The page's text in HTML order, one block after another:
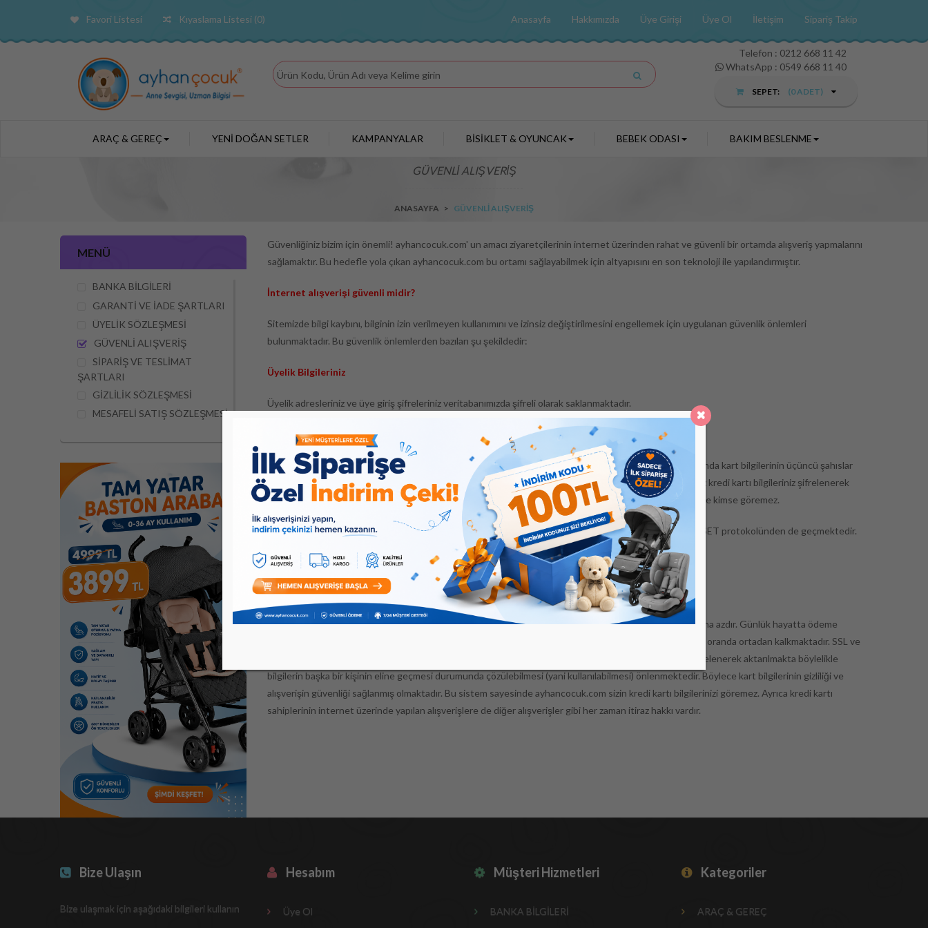
Favori Listesi Kıyaslama Listesi (0) Üye Girişi Üye Ol İletişim Sipariş Takip
Anasayfa Hakkımızda
Telefon : 0212 668 11 42
WhatsApp : 0549 668 11 40
SEPET: (0ADET)
ARAÇ & GEREÇ YENİ DOĞAN SETLER KAMPANYALAR BİSİKLET & OYUNCAK BEBEK ODASI BAKIM BESLENME
GÜVENLİ ALIŞVERİŞ
ANASAYFA > GÜVENLİ ALIŞVERİŞ
MENÜ
BANKA BİLGİLERİ
GARANTİ VE İADE ŞARTLARI
ÜYELİK SÖZLEŞMESİ
GÜVENLİ ALIŞVERİŞ
SİPARİŞ VE TESLİMAT
ŞARTLARI
GİZLİLİK SÖZLEŞMESİ
MESAFELİ SATIŞ SÖZLEŞMESİ
Güvenliğiniz bizim için önemli! ayhancocuk.com' un amacı ziyaretçilerinin internet üzerinden rahat ve güvenli bir ortamda alışveriş yapmalarını
sağlamaktır. Bu hedefle yola çıkan ayhancocuk.com bu ortamı sağlayabilmek için altyapısını en son teknoloji ile yapılandırmıştır.
İnternet alışverişi güvenli midir?
Sitemizde bilgi kaybını, bilginin izin verilmeyen kullanımını ve izinsiz değiştirilmesini engellemek için uygulanan güvenlik önlemleri
bulunmaktadır. Bu güvenlik önlemlerden bazıları şu şekildedir:
Üyelik Bilgileriniz
Üyelik adresleriniz ve üye giriş şifreleriniz veritabanımızda şifreli olarak saklanmaktadır.
SSL Sertifikası
Kredi kartı alışverişlerinde 128 bit SSL Güvenlik sistemi kullanılmaktadır. Böylece kredi kartı işlemi sırasında kart bilgilerinin üçüncü şahıslar
tarafından görülebilmesi imkansız kılınmaktadır. Bu SSL güvenlik protokolü sayesinde sitemize verdiğiniz kredi kartı bilgileriniz şifrelenerek
bankaya gönderilir ve bu işlem sırasında bu bilgilere ulaşılması mümkün değildir. Kart numaranızı kesinlikle kimse göremez.
Ayrıca kredi kartı bilgileriniz para transferi işleminde anlaşmalı bankalar sayesinde dünya standartı olan SET protokolünden de geçmektedir.
Kredi Kartı Güvenliği
Müşterilerin alışverişlerinde kullandıkları kredi kartı bilgileri sistemimizde kesinlikle tutulmamaktadır.
Elektronik ticarette kredi kartı bilgilerinin başkalarının eline geçme riski günlük hayattakine göre çok daha azdır. Günlük hayatta ödeme
yaparken kredi kartı bir başkasına verilmekte, bu yüzden kredi kartının üzerindeki bilgilerin gizliliği büyük oranda ortadan kalkmaktadır. SSL ve
SET güvenlik protokelleri sayesinde ayhancocuk.com ve banka arasındaki veri akışı sırasında bilgiler şifrelenerek aktarılmakta böylelikle
bilgilerin başka bir kişinin eline geçmesi durumunda çözülebilmesi (yani kullanılabilmesi) önlenmektedir. Böylece kart bilgilerinin gizliliği ve
alışverişin güvenliği sağlanmış olmaktadır. Bu sistem sayesinde ayhancocuk.com sizin kredi kartı bilgilerinizi göremez. Ayrıca kredi kartı
sahiplerinin internet üzerinde yapılan alışverişlere de diğer alışverişler gibi her zaman itiraz hakkı vardır.
Bize Ulaşın
Bize ulaşmak için aşağıdaki bilgileri kullanın
Hesabım
Üye Ol
Müşteri Hizmetleri
BANKA BİLGİLERİ
Kategoriler
ARAÇ & GEREÇ